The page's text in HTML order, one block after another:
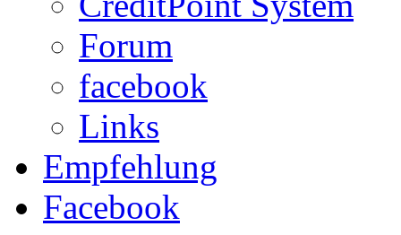
Forum
facebook
Links
Empfehlung
Facebook